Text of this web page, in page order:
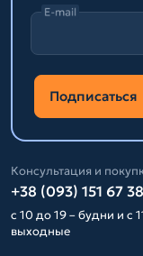
E-mail
Подписаться
Консультация и
+38 (093) 151 67 38
с 10 до 19 – будни и с
выходные